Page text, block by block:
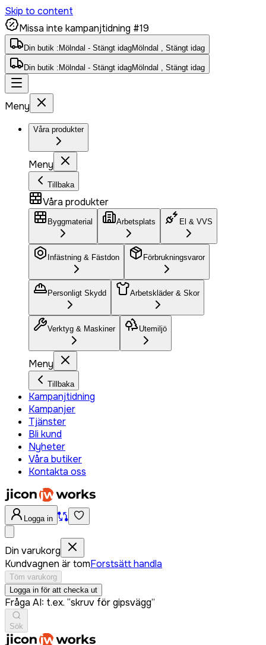
Skip to content
Missa inte kampanjtidning #19
Din butik : Mölndal - Stängt idagMölndal , Stängt idag
Din butik : Mölndal - Stängt idagMölndal , Stängt idag
Meny
Våra produkter
Meny
Tillbaka
Våra produkter
Byggmaterial Arbetsplats El & VVS
Infästning & Fästdon Förbrukningsvaror
Personligt Skydd Arbetskläder & Skor
Verktyg & Maskiner Utemiljö
Meny
Tillbaka
Kampanjtidning
Kampanjer
Tjänster
Bli kund
Nyheter
Våra butiker
Kontakta oss
Logga in
Din varukorg
Kundvagnen är tomForstsätt handla
Töm varukorg
Logga in för att checka ut
Fråga AI: t.ex. “skruv för gipsvägg”
Sök